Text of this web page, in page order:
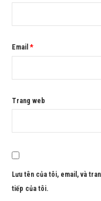
Email *
Trang web
Lưu tên của tôi, email, và
tiếp của tôi.